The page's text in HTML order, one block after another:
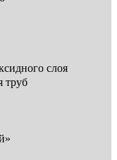
слоя
труб